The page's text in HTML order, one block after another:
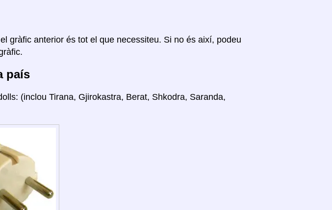
gràfic anterior és tot el que necessiteu. Si no és així, podeu
país
(inclou Tirana, Gjirokastra, Berat, Shkodra, Saranda,